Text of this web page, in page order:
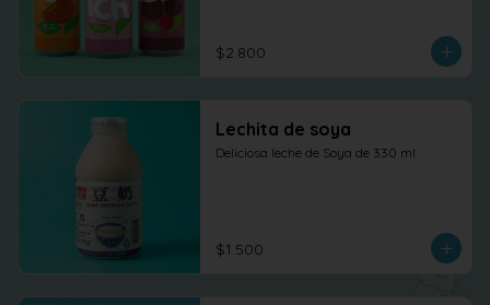
$2.800
Lechita de soya
Deliciosa leche de Soya de 330 ml
$1.500